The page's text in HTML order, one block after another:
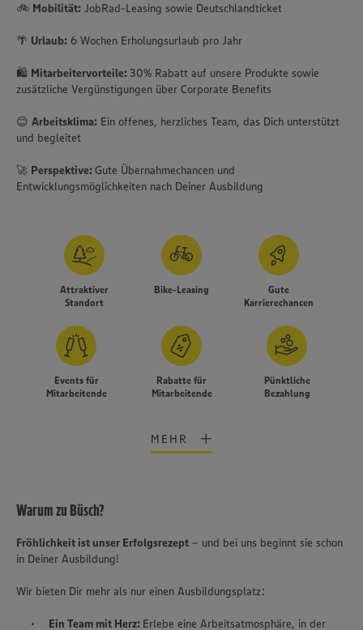
🚲 Mobilität: JobRad-Leasing sowie Deutschlandticket
🌴 Urlaub: 6 Wochen Erholungsurlaub pro Jahr
🛍️ Mitarbeitervorteile: 30% Rabatt auf unsere Produkte sowie
zusätzliche Vergünstigungen über Corporate Benefits
😊 Arbeitsklima: Ein offenes, herzliches Team, das Dich unterstützt
und begleitet
🚀 Perspektive:Gute Übernahmechancen und
Entwicklungsmöglichkeiten nach Deiner Ausbildung
Attraktiver
Standort
Bike-Leasing
Gute
Karrierechancen
Events für
Mitarbeitende
Rabatte für
Mitarbeitende
Pünktliche
Bezahlung
MEHR
Warum zu Büsch?
Fröhlichkeit ist unser Erfolgsrezept – und bei uns beginnt sie schon
in Deiner Ausbildung!
Wir bieten Dir mehr als nur einen Ausbildungsplatz:
Ein Team mit Herz: Erlebe eine Arbeitsatmosphäre, in der